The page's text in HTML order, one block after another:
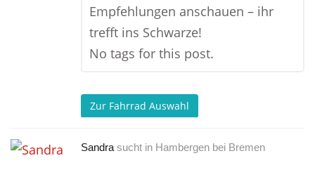
Empfehlungen anschauen – ihr
trefft ins Schwarze!
No tags for this post.
Zur Fahrrad Auswahl
Sandra sucht in Hambergen bei Bremen